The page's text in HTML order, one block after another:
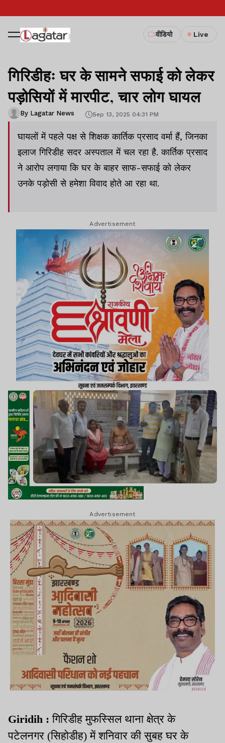
वीडियो Live
गिरिडीहः घर के सामने सफाई को लेकर
पड़ोसियों में मारपीट, चार लोग घायल
By Lagatar News Sep 13, 2025 04:31 PM
घायलों में पहले पक्ष से शिक्षक कार्तिक प्रसाद वर्मा हैं, जिनका
इलाज गिरिडीह सदर अस्पताल में चल रहा है. कार्तिक प्रसाद
ने आरोप लगाया कि घर के बाहर साफ-सफाई को लेकर
उनके पड़ोसी से हमेशा विवाद होते आ रहा था.
Advertisement
Advertisement
Giridih : गिरिडीह मुफस्सिल थाना क्षेत्र के
पटेलनगर (सिहोडीह) में शनिवार की सुबह घर के